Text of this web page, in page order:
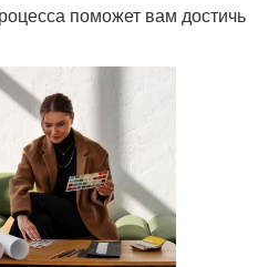
поможет вам достичь